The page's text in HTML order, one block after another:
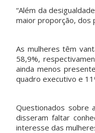
“Além da
maior proporção, dos
As mulheres têm
58,9%,
ainda menos
quadro executivo e
Questionados sobre
disseram faltar
interesse das